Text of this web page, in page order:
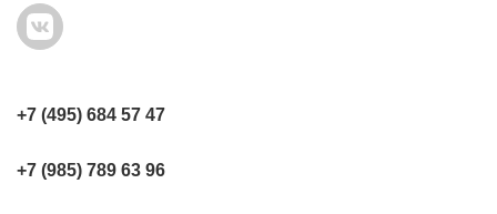
+7 (495) 684 57 47
+7 (985) 789 63 96